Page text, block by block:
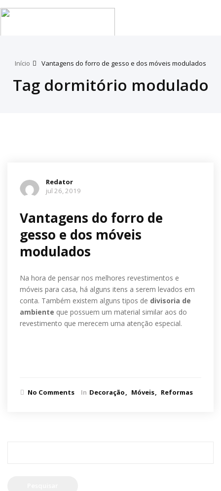
Início Vantagens do forro de gesso e dos móveis modulados
Tag dormitório modulado
Redator
jul 26, 2019
Vantagens do forro de
gesso e dos móveis
modulados
Na hora de pensar nos melhores revestimentos e
móveis para casa, há alguns itens a serem levados em
conta. Também existem alguns tipos de divisoria de
ambiente que possuem um material similar aos do
revestimento que merecem uma atenção especial.
No Comments In Decoração Móveis Reformas